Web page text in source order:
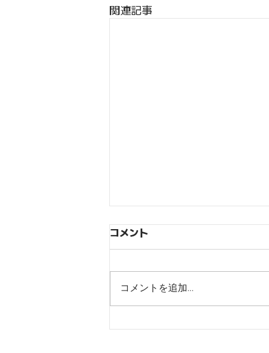
関連記事
【ジョジョの奇妙な冒険オラ
コメント
コメントを追加…